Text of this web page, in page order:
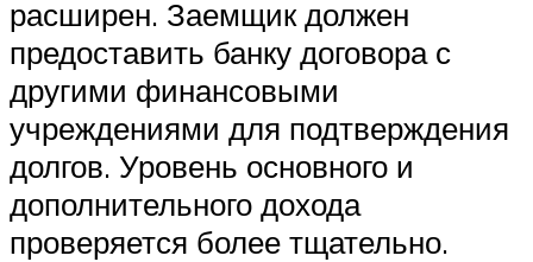
расширен. Заемщик должен
предоставить банку договора с
другими финансовыми
учреждениями для подтверждения
долгов. Уровень основного и
дополнительного дохода
проверяется более тщательно.